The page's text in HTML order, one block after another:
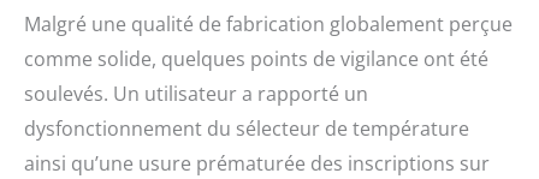
Malgré une qualité de fabrication globalement perçue
comme solide, quelques points de vigilance ont été
soulevés. Un utilisateur a rapporté un
dysfonctionnement du sélecteur de température
ainsi qu’une usure prématurée des inscriptions sur